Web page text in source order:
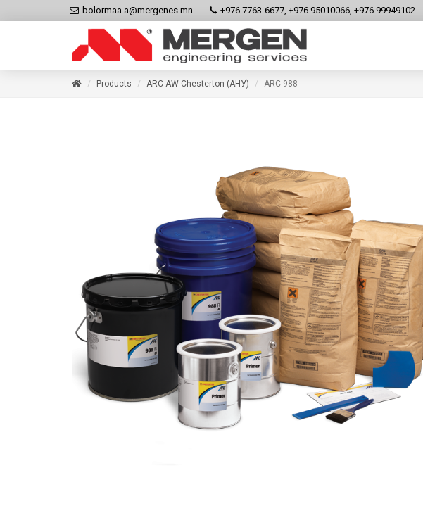
bolormaa.a@mergenes.mn +976 7763-6677, +976 95010066, +976 99949102
Products ARC AW Chesterton (АНУ) ARC 988